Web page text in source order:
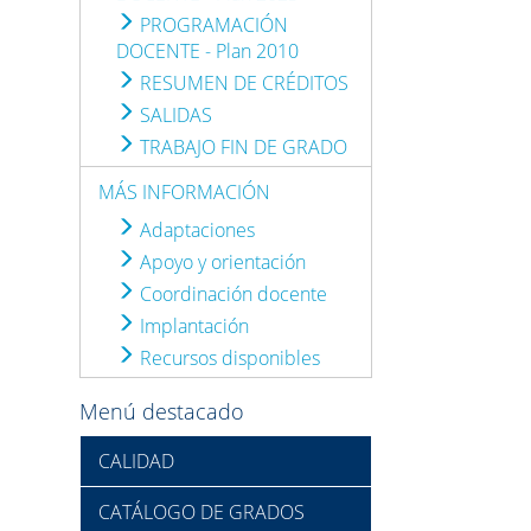
PROGRAMACIÓN
DOCENTE - Plan 2010
RESUMEN DE CRÉDITOS
SALIDAS
TRABAJO FIN DE GRADO
MÁS INFORMACIÓN
Adaptaciones
Apoyo y orientación
Coordinación docente
Implantación
Recursos disponibles
Menú destacado
CALIDAD
CATÁLOGO DE GRADOS